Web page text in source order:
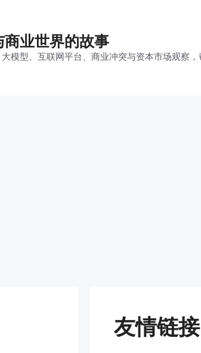
业世界的故事
模型、互联网平台、商业冲突与资本市场观察，
友情链接